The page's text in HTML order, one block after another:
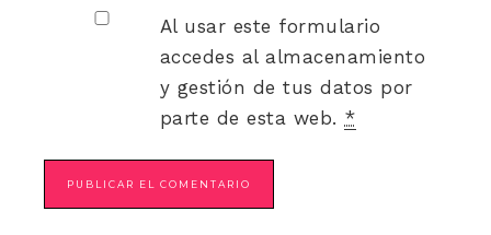
Al usar este formulario
accedes al almacenamiento
y gestión de tus datos por
parte de esta web. *